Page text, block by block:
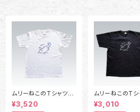
ムリーねこのTシャツ
（白）2XLサイズ～3XL
サイズ
¥3,520
ムリーねこのTシ
（黒）Sサイズ～
ズ
¥3,010